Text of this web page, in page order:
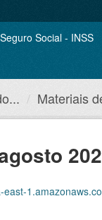
Materiais